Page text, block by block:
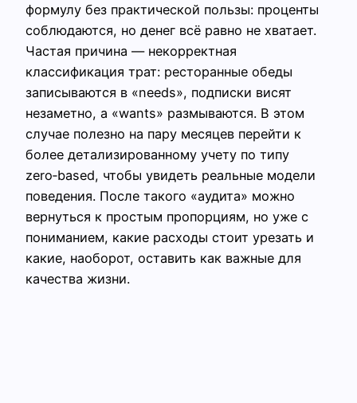
формулу без практической пользы: проценты
соблюдаются, но денег всё равно не хватает.
Частая причина — некорректная
классификация трат: ресторанные обеды
записываются в «needs», подписки висят
незаметно, а «wants» размываются. В этом
случае полезно на пару месяцев перейти к
более детализированному учету по типу
zero‑based, чтобы увидеть реальные модели
поведения. После такого «аудита» можно
вернуться к простым пропорциям, но уже с
пониманием, какие расходы стоит урезать и
какие, наоборот, оставить как важные для
качества жизни.